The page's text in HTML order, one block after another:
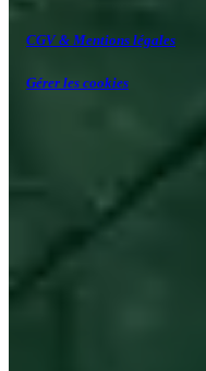
CGV & Mentions légales
Gérer les cookies